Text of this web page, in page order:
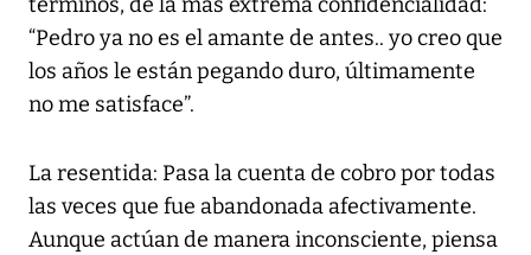
términos, de la más extrema confidencialidad:
“Pedro ya no es el amante de antes.. yo creo que
los años le están pegando duro, últimamente
no me satisface”.
La resentida: Pasa la cuenta de cobro por todas
las veces que fue abandonada afectivamente.
Aunque actúan de manera inconsciente, piensa